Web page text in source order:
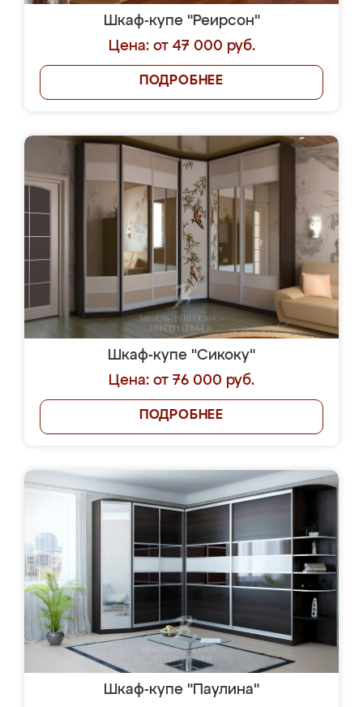
Шкаф-купе "Реирсон"
Цена: от 47 000 руб.
ПОДРОБНЕЕ
Шкаф-купе "Сикоку"
Цена: от 76 000 руб.
ПОДРОБНЕЕ
Шкаф-купе "Паулина"